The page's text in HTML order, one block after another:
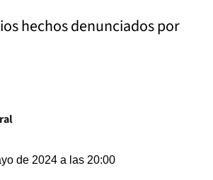
hechos denunciados por
de 2024 a las 20:00